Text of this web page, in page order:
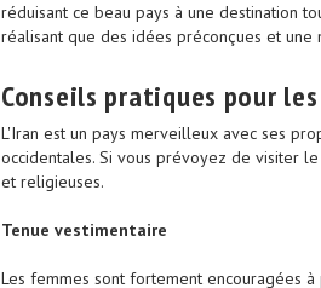
réduisant ce beau pays à une destination
réalisant que des idées préconçues et
Conseils pratiques pour
L'Iran est un pays merveilleux avec ses
occidentales. Si vous prévoyez de visiter
et religieuses.
Tenue vestimentaire
Les femmes sont fortement encouragées